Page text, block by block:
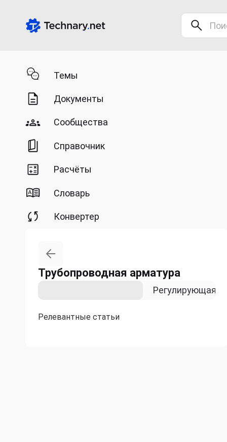
Темы
Документы
Сообщества
Справочник
Расчёты
Словарь
Конвертер
Трубопроводная арматура
Регулирующая
Релевантные статьи